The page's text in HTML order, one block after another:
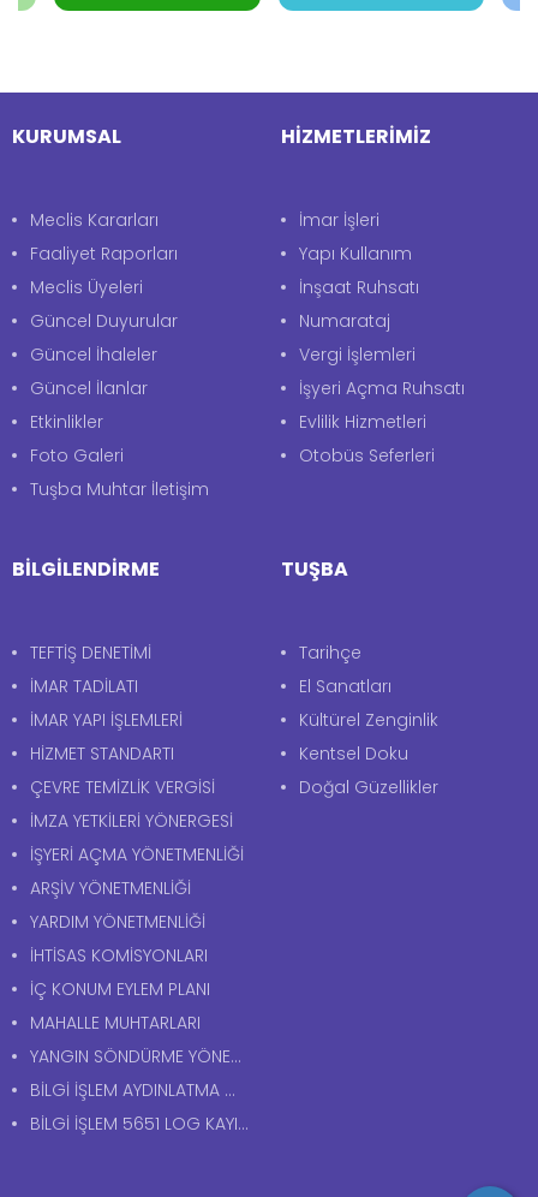
KURUMSAL
Meclis Kararları
Faaliyet Raporları
Meclis Üyeleri
Güncel Duyurular
Güncel İhaleler
Güncel İlanlar
Etkinlikler
Foto Galeri
Tuşba Muhtar İletişim
HİZMETLERİMİZ
İmar İşleri
Yapı Kullanım
İnşaat Ruhsatı
Numarataj
Vergi İşlemleri
İşyeri Açma Ruhsatı
Evlilik Hizmetleri
Otobüs Seferleri
BİLGİLENDİRME
TEFTİŞ DENETİMİ
İMAR TADİLATI
İMAR YAPI İŞLEMLERİ
HİZMET STANDARTI
ÇEVRE TEMİZLİK VERGİSİ
İMZA YETKİLERİ YÖNERGESİ
İŞYERİ AÇMA YÖNETMENLİĞİ
ARŞİV YÖNETMENLİĞİ
YARDIM YÖNETMENLİĞİ
İHTİSAS KOMİSYONLARI
İÇ KONUM EYLEM PLANI
MAHALLE MUHTARLARI
YANGIN SÖNDÜRME YÖNERGESİ
BİLGİ İŞLEM AYDINLATMA METNİ
BİLGİ İŞLEM 5651 LOG KAYITLARI AYDINLATMA METNİ
TUŞBA
Tarihçe
El Sanatları
Kültürel Zenginlik
Kentsel Doku
Doğal Güzellikler